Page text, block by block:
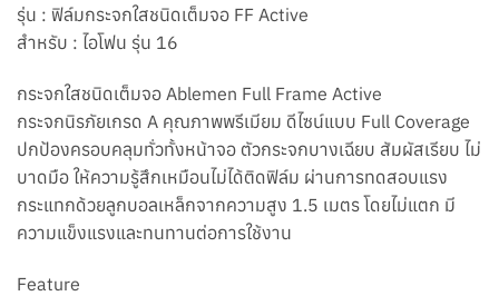
รุ่น : ฟิล์มกระจกใสชนิดเต็มจอ FF Active
สำหรับ : ไอโฟน รุ่น 16
กระจกใสชนิดเต็มจอ Ablemen Full Frame Active
กระจกนิรภัยเกรด A คุณภาพพรีเมียม ดีไซน์แบบ Full Coverage
ปกป้องครอบคลุมทั่วทั้งหน้าจอ ตัวกระจกบางเฉียบ สัมผัสเรียบ ไม่
บาดมือ ให้ความรู้สึกเหมือนไม่ได้ติดฟิล์ม ผ่านการทดสอบแรง
กระแทกด้วยลูกบอลเหล็กจากความสูง 1.5 เมตร โดยไม่แตก มี
ความแข็งแรงและทนทานต่อการใช้งาน
Feature